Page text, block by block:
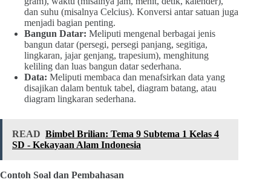
dan suhu (misalnya Celcius). Konversi antar satuan juga
menjadi bagian penting.
Bangun Datar: Meliputi mengenal berbagai jenis
bangun datar (persegi, persegi panjang, segitiga,
lingkaran, jajar genjang, trapesium), menghitung
keliling dan luas bangun datar sederhana.
Data: Meliputi membaca dan menafsirkan data yang
disajikan dalam bentuk tabel, diagram batang, atau
diagram lingkaran sederhana.
READ Bimbel Brilian: Tema 9 Subtema 1 Kelas 4
SD - Kekayaan Alam Indonesia
Contoh Soal dan Pembahasan